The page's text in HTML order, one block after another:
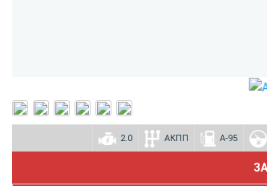
2.0 АКПП А-95